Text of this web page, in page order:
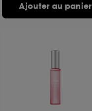
Ajouter au panier